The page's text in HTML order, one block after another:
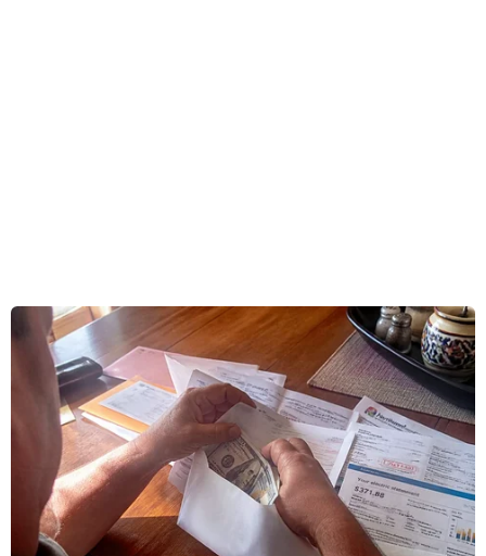
tương lai hay không.
Nhà ngoại giao Mỹ đồng thời bày tỏ tin tưởng
khả năng diễn ra sự kiện trên, cho rằng Tổng
thống Mỹ Donald Trump mong muốn "tiến hành
cuộc gặp." Ông Harris nhấn mạnh "quả bóng
hiện đang ở bên sân của Triều Tiên."
[Khả năng Trung Quốc đăng cai Hội đàm